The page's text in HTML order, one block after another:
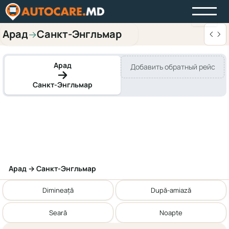
Арад→Санкт-Энгльмар
Арад
Санкт-Энгльмар
Добавить обратный рейс
Арад → Санкт-Энгльмар
Dimineață După-amiază
Seară Noapte